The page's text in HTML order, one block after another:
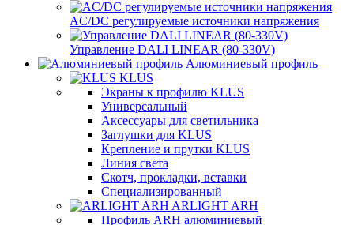
AC/DC регулируемые источники напряжения
Управление DALI LINEAR (80-330V)
Алюминиевый профиль
KLUS
Экраны к профилю KLUS
Универсальный
Аксессуары для светильника
Заглушки для KLUS
Крепление и прутки KLUS
Линия света
Скотч, прокладки, вставки
Специализированный
ARLIGHT ARH
Профиль ARH алюминиевый